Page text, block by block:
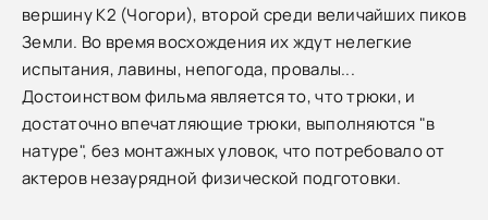
вершину К2 (Чогори), второй среди величайших пиков
Земли. Во время восхождения их ждут нелегкие
испытания, лавины, непогода, провалы...
Достоинством фильма является то, что трюки, и
достаточно впечатляющие трюки, выполняются "в
натуре", без монтажных уловок, что потребовало от
актеров незаурядной физической подготовки.